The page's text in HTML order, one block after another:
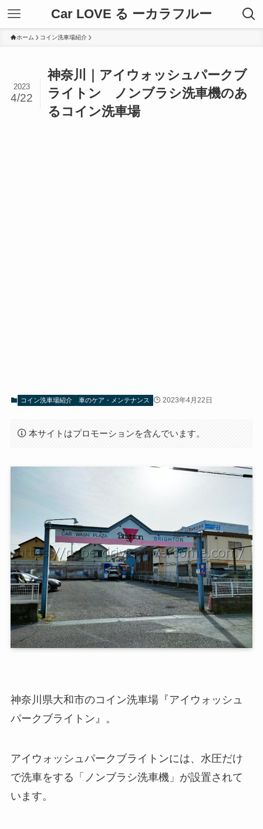
Car LOVE る ーカラフルー
ホーム コイン洗車場紹介
神奈川｜アイウォッシュパークブ
ライトン ノンブラシ洗車機のあ
るコイン洗車場
2023
4/22
コイン洗車場紹介 車のケア・メンテナンス 2023年4月22日
本サイトはプロモーションを含んでいます。
神奈川県大和市のコイン洗車場『アイウォッシュ
パークブライトン』。
アイウォッシュパークブライトンには、水圧だけ
で洗車をする「ノンブラシ洗車機」が設置されて
います。